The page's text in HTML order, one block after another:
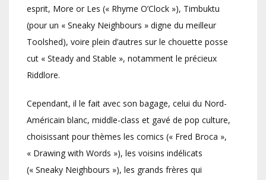
esprit, More or Les (« Rhyme O’Clock »), Timbuktu
(pour un « Sneaky Neighbours » digne du meilleur
Toolshed), voire plein d’autres sur le chouette posse
cut « Steady and Stable », notamment le précieux
Riddlore.
Cependant, il le fait avec son bagage, celui du Nord-
Américain blanc, middle-class et gavé de pop culture,
choisissant pour thèmes les comics (« Fred Broca »,
« Drawing with Words »), les voisins indélicats
(« Sneaky Neighbours »), les grands frères qui